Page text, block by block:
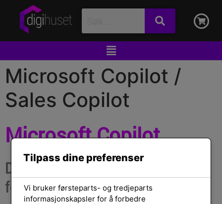
Microsoft Copilot /
Sales Copilot
Microsoft Copilot
Din kunstig intelligens-assistent
for arbeid
Tilpass dine preferenser
Vi bruker førsteparts- og tredjeparts
informasjonskapsler for å forbedre